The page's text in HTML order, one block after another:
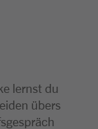
lernst du
übers